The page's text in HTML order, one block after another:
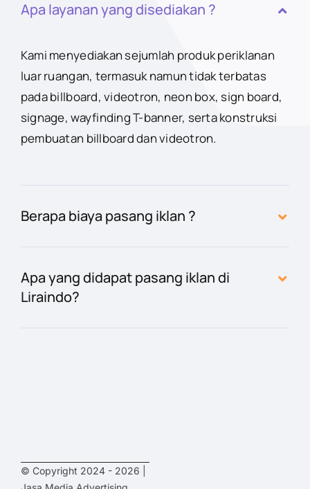
Apa layanan yang disediakan ?
Kami menyediakan sejumlah produk periklanan
luar ruangan, termasuk namun tidak terbatas
pada billboard, videotron, neon box, sign board,
signage, wayfinding T-banner, serta konstruksi
pembuatan billboard dan videotron.
Berapa biaya pasang iklan ?
Apa yang didapat pasang iklan di
Liraindo?
© Copyright 2024 - 2026 |